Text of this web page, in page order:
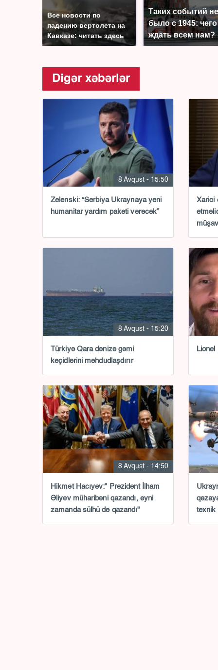
Все новости по
падению вертолета на
Кавказе: читать здесь
Таких событий не
было с 1945: чего
ждать всем нам?
Digər xəbərlər
8 Avqust - 15:50
Zelenski: “Serbiya Ukraynaya yeni
humanitar yardım paketi verəcək”
Xarici
8 Avqust - 15:20
Türkiyə Qara dənizə gəmi
keçidlərini məhdudlaşdırır
8 Avqust - 14:50
Hikmət Hacıyev:" Prezident İlham
Əliyev müharibəni qazandı, eyni
zamanda sülhü də qazandı"
texnik